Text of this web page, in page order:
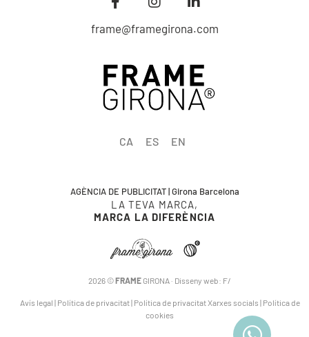
frame@framegirona.com
CA ES EN
AGÈNCIA DE PUBLICITAT | Girona Barcelona
LA TEVA MARCA,
MARCA LA DIFERÈNCIA
2026 ©FRAME GIRONA · Disseny web: F/
Avís legal | Política de privacitat| Política de privacitat Xarxes socials | Política de
cookies